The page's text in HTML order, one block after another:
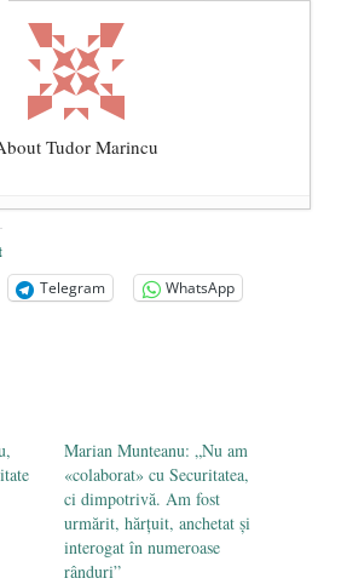
Tudor Marincu
LGBT nu-și are locul în
- 17 iunie 2020
SUA e opera stângii radicale
a face cu informarea
Telegram
WhatsApp
Marian Munteanu: „Nu am
«colaborat» cu Securitatea,
ci dimpotrivă. Am fost
urmărit, hărțuit, anchetat și
interogat în numeroase
rânduri”